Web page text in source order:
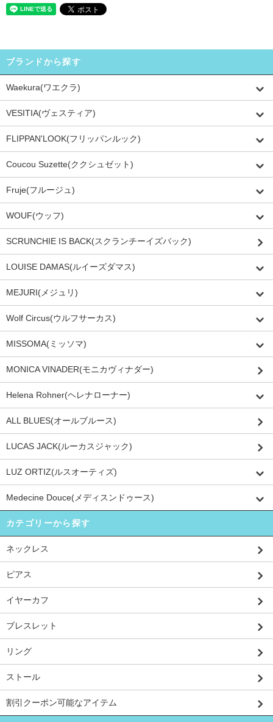
ブランドから探す
Waekura(ワエクラ)
VESITIA(ヴェスティア)
FLIPPAN'LOOK(フリッパンルック)
Coucou Suzette(ククシュゼット)
Fruje(フルージュ)
WOUF(ウッフ)
SCRUNCHIE IS BACK(スクランチーイズバック)
LOUISE DAMAS(ルイーズダマス)
MEJURI(メジュリ)
Wolf Circus(ウルフサーカス)
MISSOMA(ミッソマ)
MONICA VINADER(モニカヴィナダー)
Helena Rohner(ヘレナローナー)
ALL BLUES(オールブルース)
LUCAS JACK(ルーカスジャック)
LUZ ORTIZ(ルスオーティズ)
Medecine Douce(メディスンドゥース)
カテゴリーから探す
ネックレス
ピアス
イヤーカフ
ブレスレット
リング
ストール
割引クーポン可能なアイテム